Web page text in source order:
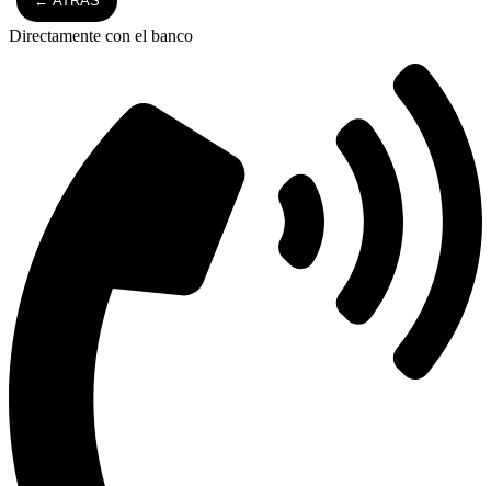
Directamente con el banco